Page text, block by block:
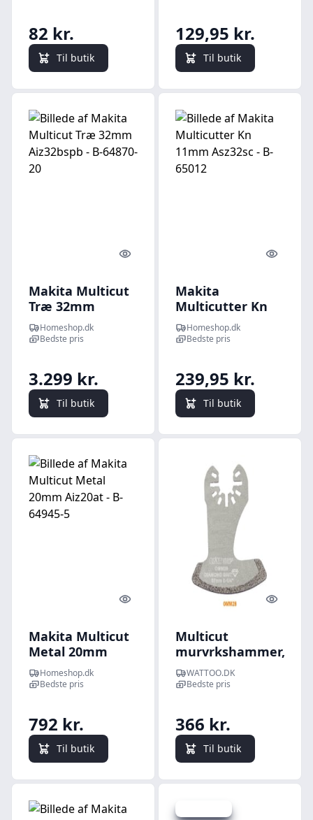
82 kr.
Til butik
129,95 kr.
Til butik
Quick look
Makita Multicut
Træ 32mm
Aiz32bspb - B-
64870-20
Homeshop.dk
Bedste pris
3.299 kr.
Til butik
Quick
Makita
Multicutter Kn
11mm Asz32sc -
B-65012
Homeshop.dk
Bedste pris
239,95 kr.
Til butik
Quick look
Makita Multicut
Metal 20mm
Aiz20at - B-64945-
5
Homeshop.dk
Bedste pris
792 kr.
Til butik
Quick
Multicut
murvrkshammer,
57mm dia
WATTOO.DK
Bedste pris
366 kr.
Til butik